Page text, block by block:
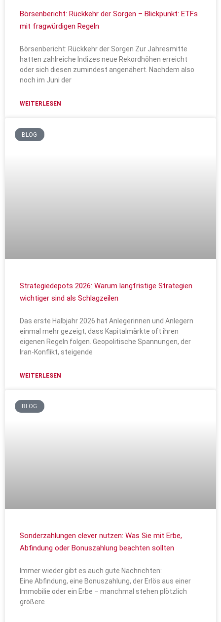
Börsenbericht: Rückkehr der Sorgen – Blickpunkt: ETFs
mit fragwürdigen Regeln
Börsenbericht: Rückkehr der Sorgen Zur Jahresmitte
hatten zahlreiche Indizes neue Rekordhöhen erreicht
oder sich diesen zumindest angenähert. Nachdem also
noch im Juni der
WEITERLESEN
BLOG
Strategiedepots 2026: Warum langfristige Strategien
wichtiger sind als Schlagzeilen
Das erste Halbjahr 2026 hat Anlegerinnen und Anlegern
einmal mehr gezeigt, dass Kapitalmärkte oft ihren
eigenen Regeln folgen. Geopolitische Spannungen, der
Iran-Konflikt, steigende
WEITERLESEN
BLOG
Sonderzahlungen clever nutzen: Was Sie mit Erbe,
Abfindung oder Bonuszahlung beachten sollten
Immer wieder gibt es auch gute Nachrichten:
Eine Abfindung, eine Bonuszahlung, der Erlös aus einer
Immobilie oder ein Erbe – manchmal stehen plötzlich
größere